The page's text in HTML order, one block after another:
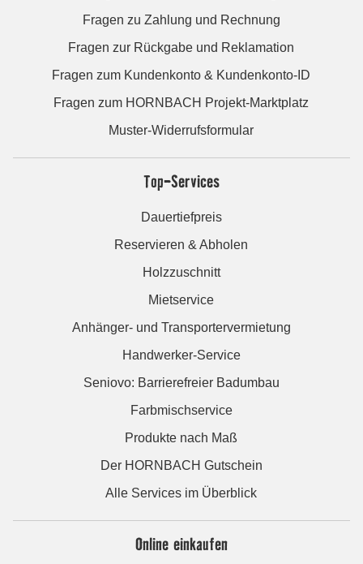
Fragen zu Zahlung und Rechnung
Fragen zur Rückgabe und Reklamation
Fragen zum Kundenkonto & Kundenkonto-ID
Fragen zum HORNBACH Projekt-Marktplatz
Muster-Widerrufsformular
Top-Services
Dauertiefpreis
Reservieren & Abholen
Holzzuschnitt
Mietservice
Anhänger- und Transportervermietung
Handwerker-Service
Seniovo: Barrierefreier Badumbau
Farbmischservice
Produkte nach Maß
Der HORNBACH Gutschein
Alle Services im Überblick
Online einkaufen